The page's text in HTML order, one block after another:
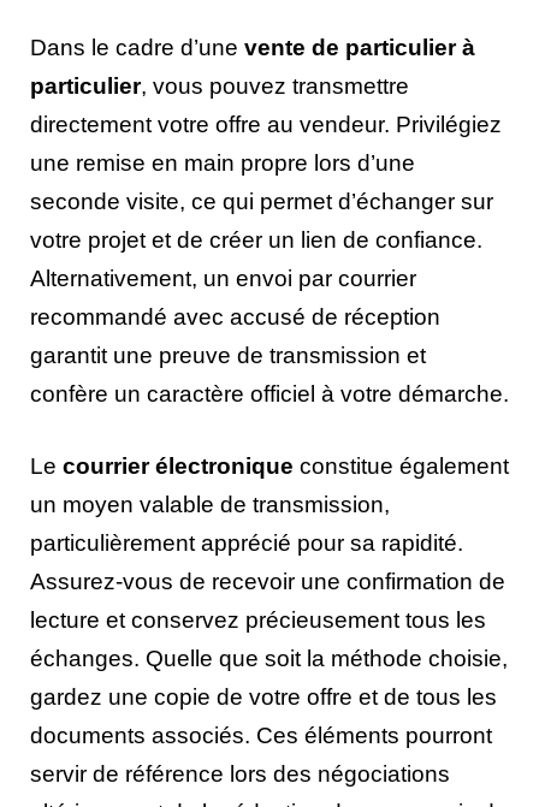
Dans le cadre d’une vente de particulier à
particulier, vous pouvez transmettre
directement votre offre au vendeur. Privilégiez
une remise en main propre lors d’une
seconde visite, ce qui permet d’échanger sur
votre projet et de créer un lien de confiance.
Alternativement, un envoi par courrier
recommandé avec accusé de réception
garantit une preuve de transmission et
confère un caractère officiel à votre démarche.
Le courrier électronique constitue également
un moyen valable de transmission,
particulièrement apprécié pour sa rapidité.
Assurez-vous de recevoir une confirmation de
lecture et conservez précieusement tous les
échanges. Quelle que soit la méthode choisie,
gardez une copie de votre offre et de tous les
documents associés. Ces éléments pourront
servir de référence lors des négociations